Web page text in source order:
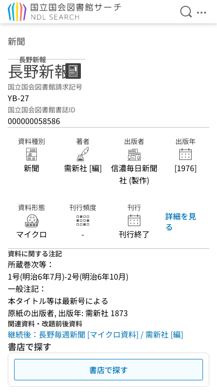
検索を
メ
新聞
長野新報
長野新報
国立国会図書館請求記号
YB-27
国立国会図書館書誌ID
000000058586
資料種別
新聞
著者
需新社 [編]
出版者
信濃毎日新聞
社 (製作)
出版年
[1976]
資料形態
マイクロ
刊行頻度
-
刊行
刊行終了
詳細を見
る
資料に関する注記
所蔵巻次等：
1号(明治6年7月)-2号(明治6年10月)
一般注記：
本タイトル等は最新号による
原紙の出版者, 出版年: 需新社 1873
関連資料・改題前後資料
継続後：長野毎週新聞 [マイクロ資料] / 需新社 [編]
書店で探す
書店で探す